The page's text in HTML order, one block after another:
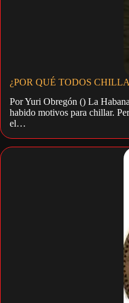
¿POR QUÉ TODOS
Por Yuri Obregón () La
habido motivos para chillar.
el…